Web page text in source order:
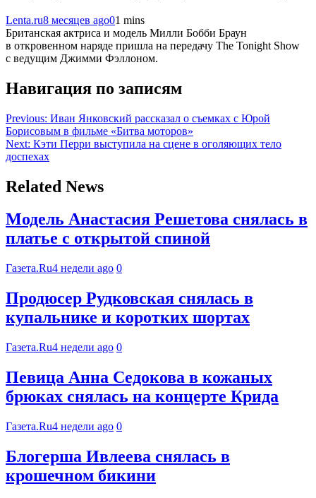
Lenta.ru8 месяцев ago01 mins
Британская актриса и модель Милли Бобби Браун
в откровенном наряде пришла на передачу The Tonight Show
с ведущим Джимми Фэллоном.
Навигация по записям
Previous: Иван Янковский рассказал о съемках с Юрой
Борисовым в фильме «Битва моторов»
Next: Кэти Перри выступила на сцене в оголяющих тело
доспехах
Related News
Модель Анастасия Решетова снялась в
платье с открытой спиной
Газета.Ru4 недели ago 0
Продюсер Рудковская снялась в
купальнике и коротких шортах
Газета.Ru4 недели ago 0
Певица Анна Седокова в кожаных
брюках снялась на концерте Крида
Газета.Ru4 недели ago 0
Блогерша Ивлеева снялась в
крошечном бикини